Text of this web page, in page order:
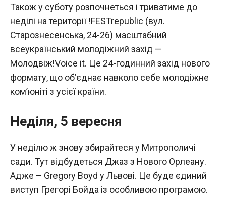
Також у суботу розпочнеться і триватиме до
неділі на території !FESTrepublic (вул.
Старознесенська, 24-26) масштабний
всеукраїнський молодіжний захід —
Молодвіж!Voice it. Це 24-годинний захід нового
формату, що об’єднає навколо себе молодіжне
ком’юніті з усієї країни.
Неділя, 5 вересня
У неділю ж знову збирайтеся у Митрополичі
сади. Тут відбудеться Джаз з Нового Орлеану.
Адже – Gregory Boyd у Львові. Це буде єдиний
виступ Грегорі Бойда із особливою програмою.